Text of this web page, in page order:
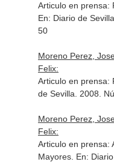
Articulo en prensa:
En: Diario de Sevilla
50
Moreno Perez,
Felix:
Articulo en prensa:
de Sevilla . 2008.
Moreno Perez,
Felix:
Articulo en prensa:
Mayores. En: